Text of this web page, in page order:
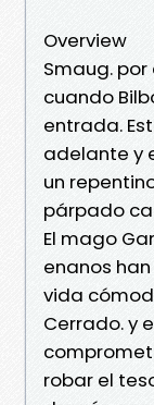
Overview
Smaug.
cuando
entrada.
adelante y
un
párpado
El mago
enanos
vida
Cerrado. y
robar el